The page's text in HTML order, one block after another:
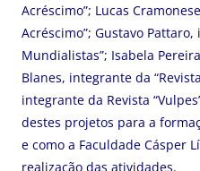
Acréscimo”; Lucas
Acréscimo”; Gustavo
Mundialistas”; Isabela
Blanes, integrante da
integrante da Revista
destes projetos para a
e como a Faculdade Cásper
realização das atividades.